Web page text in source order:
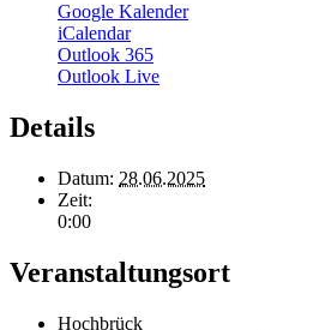
Google Kalender
iCalendar
Outlook 365
Outlook Live
Details
Datum: 28.06.2025
Zeit:
0:00
Veranstaltungsort
Hochbrück